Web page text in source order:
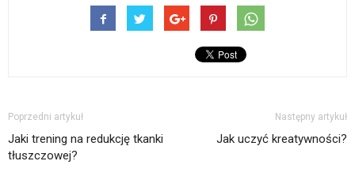
Poprzedni artykuł
Jaki trening na redukcję tkanki
tłuszczowej?
Następny artykuł
Jak uczyć kreatywności?